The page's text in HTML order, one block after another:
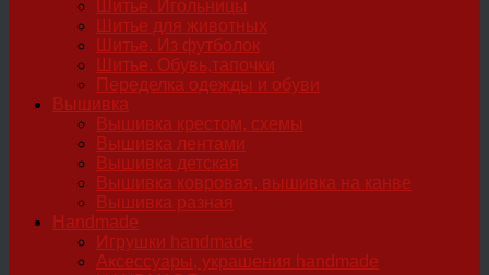
Шитье. Игольницы
Шитье для животных
Шитье. Из футболок
Шитье. Обувь,тапочки
Переделка одежды и обуви
Вышивка
Вышивка крестом, схемы
Вышивка лентами
Вышивка детская
Вышивка ковровая, вышивка на канве
Вышивка разная
Handmade
Игрушки handmade
Аксессуары, украшения handmade